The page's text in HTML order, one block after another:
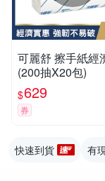
可麗舒 擦手紙經
(200抽X20包)
$629
券
快速到貨 有